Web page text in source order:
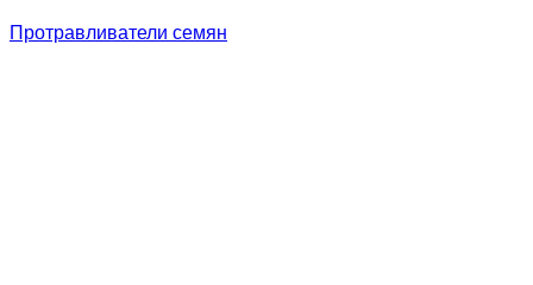
Протравливатели семян